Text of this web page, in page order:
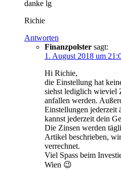
danke lg
Richie
Antworten
Finanzpolster sagt:
1. August 2018 um
Hi Richie,
die Einstellung hat
siehst lediglich wieviel
anfallen werden.
Einstellungen jederzeit
kannst jederzeit dein
Die Zinsen werden
Artikel beschrieben,
verrechnet.
Viel Spass beim
Wien 😉